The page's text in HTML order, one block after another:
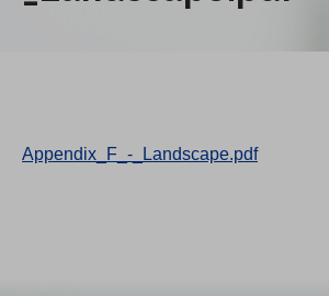
Appendix_F_-_Landscape.pdf